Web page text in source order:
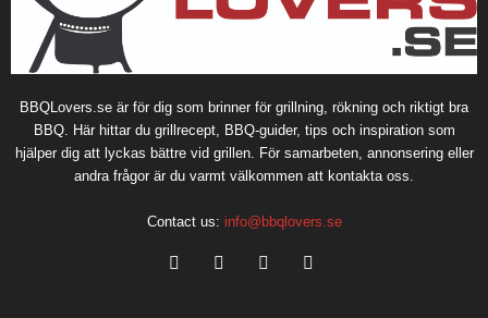
BBQLovers.se är för dig som brinner för grillning, rökning och riktigt bra
BBQ. Här hittar du grillrecept, BBQ-guider, tips och inspiration som
hjälper dig att lyckas bättre vid grillen. För samarbeten, annonsering eller
andra frågor är du varmt välkommen att kontakta oss.
Contact us: info@bbqlovers.se